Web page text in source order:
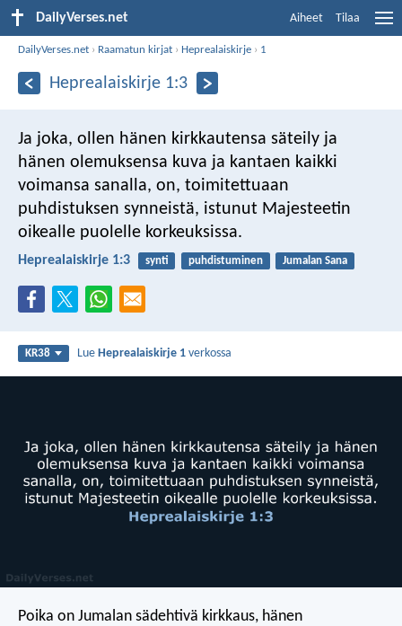
DailyVerses.net Aiheet Tilaa
DailyVerses.net › Raamatun kirjat › Heprealaiskirje › 1
Heprealaiskirje 1:3
Ja joka, ollen hänen kirkkautensa säteily ja
hänen olemuksensa kuva ja kantaen kaikki
voimansa sanalla, on, toimitettuaan
puhdistuksen synneistä, istunut Majesteetin
oikealle puolelle korkeuksissa.
Heprealaiskirje 1:3 synti puhdistuminen Jumalan Sana
KR38 LueHeprealaiskirje 1 verkossa
Poika on Jumalan sädehtivä kirkkaus, hänen